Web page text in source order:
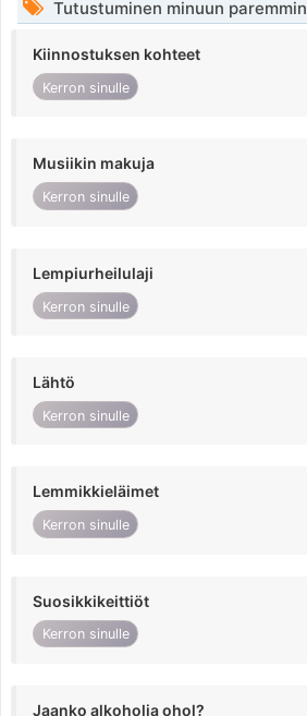
Tutustuminen minuun paremmin
Kiinnostuksen kohteet
Kerron sinulle
Musiikin makuja
Kerron sinulle
Lempiurheilulaji
Kerron sinulle
Lähtö
Kerron sinulle
Lemmikkieläimet
Kerron sinulle
Suosikkikeittiöt
Kerron sinulle
Jaanko alkoholia ohol?